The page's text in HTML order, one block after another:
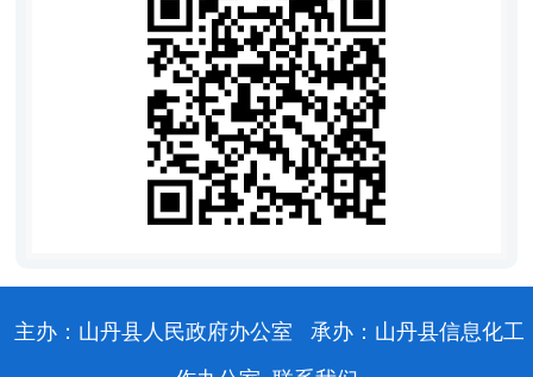
主办：山丹县人民政府办公室
承办：山丹县信息化工